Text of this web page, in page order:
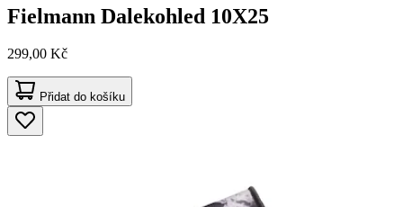
Fielmann Dalekohled 10X25
299,00 Kč
Přidat do košíku